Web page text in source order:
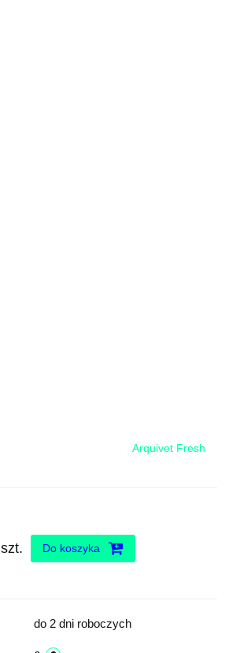
Arquivet Fresh
szt. Do koszyka
do 2 dni roboczych